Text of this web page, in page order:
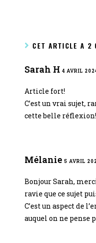
CET ARTICLE A 2
Sarah H4 AVRIL
Article fort!
C’est un vrai sujet,
cette belle réflexion!
Mélanie 5 AVRIL
Bonjour Sarah,
ravie que ce sujet
C’est un aspect de
auquel on ne pense